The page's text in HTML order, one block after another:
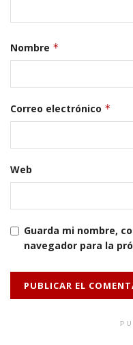
Nombre *
Correo electrónico *
Web
Guarda mi nombre,
navegador para la